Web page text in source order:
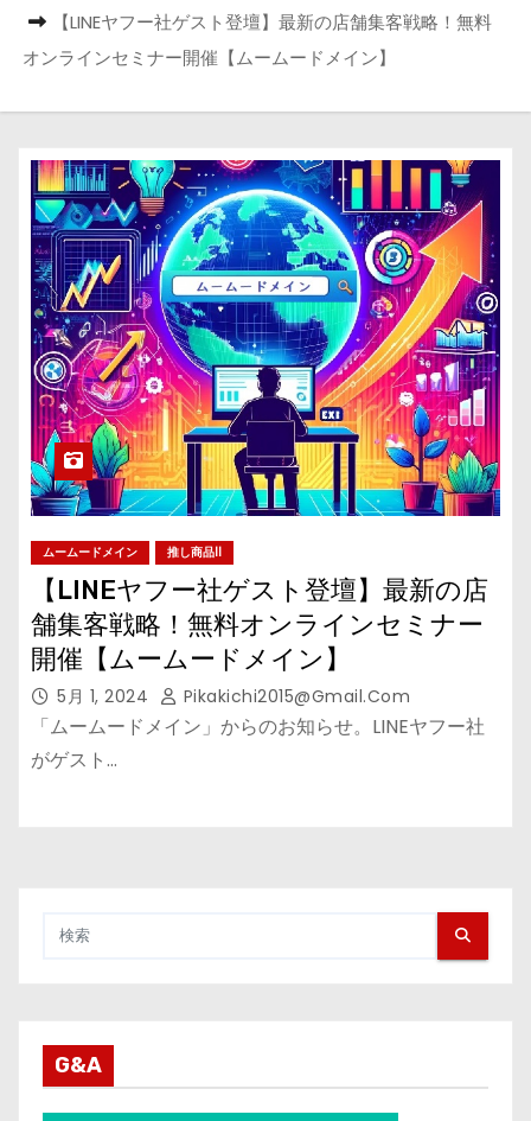
【LINEヤフー社ゲスト登壇】最新の店舗集客戦略！無料
オンラインセミナー開催【ムームードメイン】
ムームードメイン 推し商品II
【LINEヤフー社ゲスト登壇】最新の店
舗集客戦略！無料オンラインセミナー
開催【ムームードメイン】
5月 1, 2024 Pikakichi2015@gmail.com
「ムームードメイン」からのお知らせ。LINEヤフー社
がゲスト…
G&A